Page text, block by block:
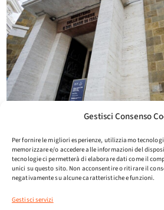
Gestisci Consenso
Per fornire le migliori esperienze, utilizziamo
memorizzare e/o accedere alle informazioni del
tecnologie ci permetterà di elaborare dati come il
unici su questo sito. Non acconsentire o ritirare il
negativamente su alcune caratteristiche e funzioni.
Gestisci servizi